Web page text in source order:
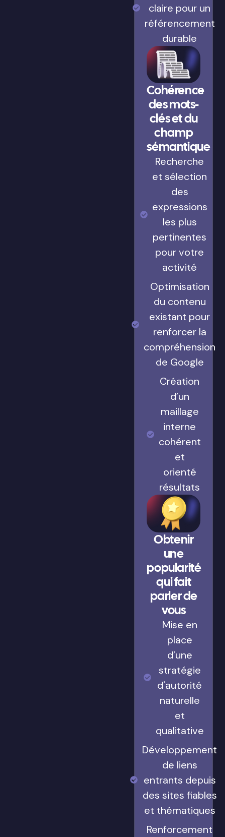
claire pour un
référencement
durable
Cohérence
des mots-
clés et du
champ
sémantique
Recherche
et sélection
des
expressions
les plus
pertinentes
pour votre
activité
Optimisation
du contenu
existant pour
renforcer la
compréhension
de Google
Création
d’un
maillage
interne
cohérent
et
orienté
résultats
Obtenir
une
popularité
qui fait
parler de
vous
Mise en
place
d’une
stratégie
d'autorité
naturelle
et
qualitative
Développement
de liens
entrants depuis
des sites fiables
et thématiques
Renforcement